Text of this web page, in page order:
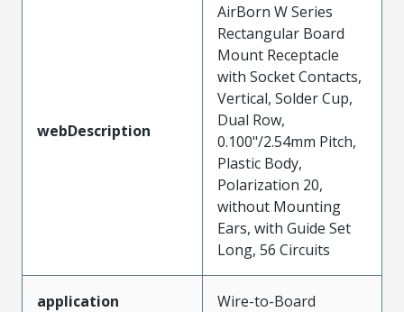
webDescription
AirBorn W Series
Rectangular Board
Mount Receptacle
with Socket Contacts,
Vertical, Solder Cup,
Dual Row,
0.100"/2.54mm Pitch,
Plastic Body,
Polarization 20,
without Mounting
Ears, with Guide Set
Long, 56 Circuits
application Wire-to-Board